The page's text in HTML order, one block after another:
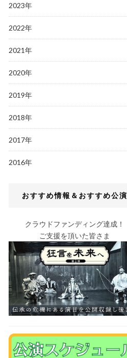
2023年
2022年
2021年
2020年
2019年
2018年
2017年
2016年
おすすめ情報＆おすすめ公演
クラウドファンディング達成！
ご支援を頂いた皆さま